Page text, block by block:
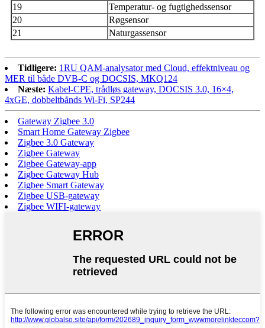
19
Temperatur- og fugtighedssensor
20
Røgsensor
21
Naturgassensor
Tidligere: 1RU QAM-analysator med Cloud, effektniveau og
MER til både DVB-C og DOCSIS, MKQ124
Næste: Kabel-CPE, trådløs gateway, DOCSIS 3.0, 16×4,
4xGE, dobbeltbånds Wi-Fi, SP244
Gateway Zigbee 3.0
Smart Home Gateway Zigbee
Zigbee 3.0 Gateway
Zigbee Gateway
Zigbee Gateway-app
Zigbee Gateway Hub
Zigbee Smart Gateway
Zigbee USB-gateway
Zigbee WIFI-gateway